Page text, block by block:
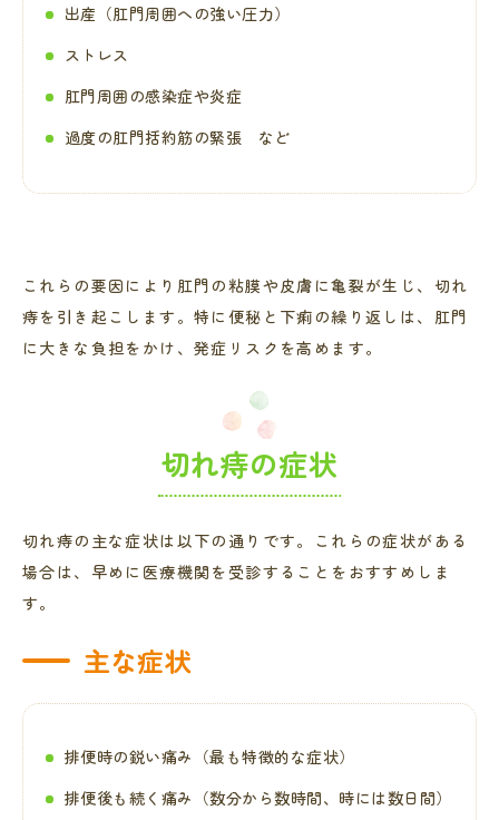
出産（肛門周囲への強い圧力）
ストレス
肛門周囲の感染症や炎症
過度の肛門括約筋の緊張 など
これらの要因により肛門の粘膜や皮膚に亀裂が生じ、切れ
痔を引き起こします。特に便秘と下痢の繰り返しは、肛門
に大きな負担をかけ、発症リスクを高めます。
切れ痔の症状
切れ痔の主な症状は以下の通りです。これらの症状がある
場合は、早めに医療機関を受診することをおすすめしま
す。
主な症状
排便時の鋭い痛み（最も特徴的な症状）
排便後も続く痛み（数分から数時間、時には数日間）